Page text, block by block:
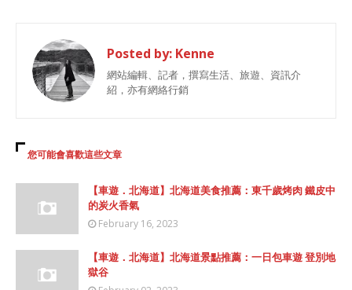
Posted by: Kenne
網站編輯、記者，撰寫生活、旅遊、資訊介
紹，亦有網絡行銷
您可能會喜歡這些文章
【車遊．北海道】北海道美食推薦：東千歲烤肉 鐵皮中
的炭火香氣
February 16, 2023
【車遊．北海道】北海道景點推薦：一日包車遊 登別地
獄谷